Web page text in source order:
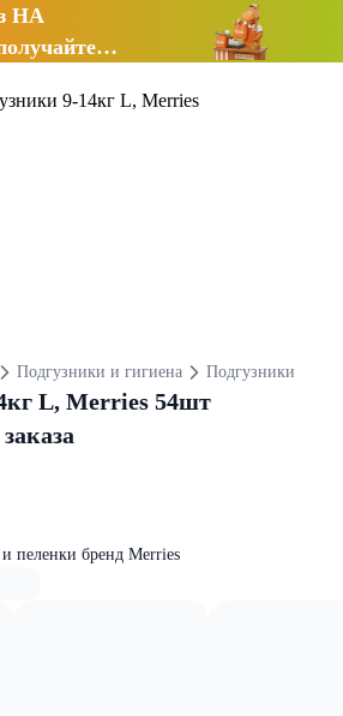
НА
Подгузники и гигиена Подгузники
L, Merries 54шт
пеленки бренд Merries